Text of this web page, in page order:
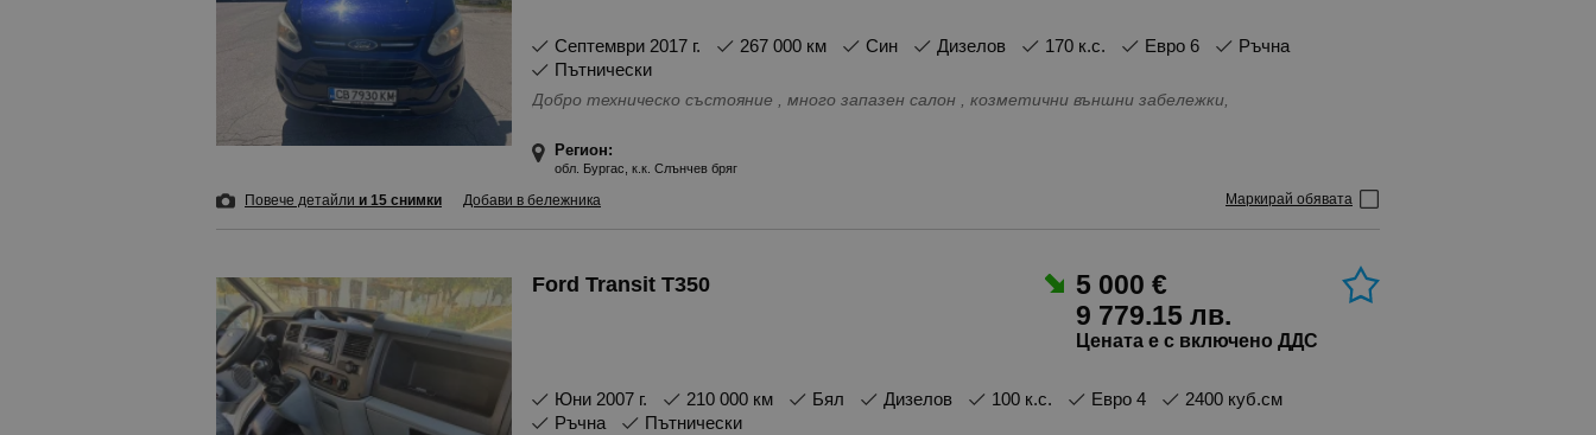
септември 2017 г. 267 000 км Син Дизелов 170 к.с. Евро 6
Ръчна
Пътнически
Добро техническо състояние , много запазен салон , козметични външни забележки,
Регион:
обл. Бургас, к.к. Слънчев бряг
Повече детайли и 15 снимки Добави в бележника Маркирай обявата
Ford Transit Т350
5 000 €
9 779.15 лв.
Цената е с включено ДДС
юни 2007 г. 210 000 км Бял Дизелов 100 к.с. Евро 4
2400 куб.см
Ръчна
Пътнически